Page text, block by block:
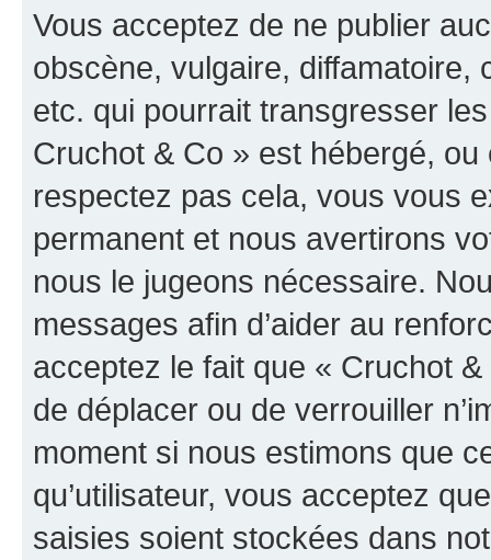
Vous acceptez de ne publier
obscène, vulgaire, diffamatoire,
etc. qui pourrait transgresser
Cruchot & Co » est hébergé,
respectez pas cela, vous vous
permanent et nous avertirons
nous le jugeons nécessaire.
messages afin d’aider au
acceptez le fait que « Cruchot
de déplacer ou de verrouiller
moment si nous estimons que
qu’utilisateur, vous acceptez
saisies soient stockées dans